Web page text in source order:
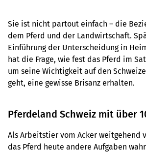
Sie ist nicht partout einfach – die
dem Pferd und der Landwirtschaft.
Einführung der Unterscheidung in
hat die Frage, wie fest das Pferd im
um seine Wichtigkeit auf den
geht, eine gewisse Brisanz erhalten.
Pferdeland Schweiz mit über
Als Arbeitstier vom Acker weitgehend
das Pferd heute andere Aufgaben